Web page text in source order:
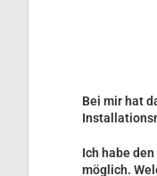
Bei mir hat
Ich habe
möglich.